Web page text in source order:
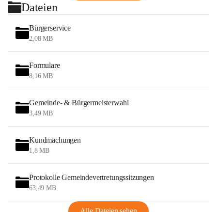
Dateien
Bürgerservice
2,08 MB
Formulare
8,16 MB
Gemeinde- & Bürgermeisterwahl
3,49 MB
Kundmachungen
1,8 MB
Protokolle Gemeindevertretungssitzungen
63,49 MB